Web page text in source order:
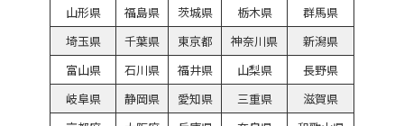
山形県
福島県 茨城県 栃木県
群馬県
埼玉県
千葉県 東京都 神奈川県
新潟県
富山県
石川県 福井県 山梨県
長野県
岐阜県
静岡県 愛知県 三重県
滋賀県